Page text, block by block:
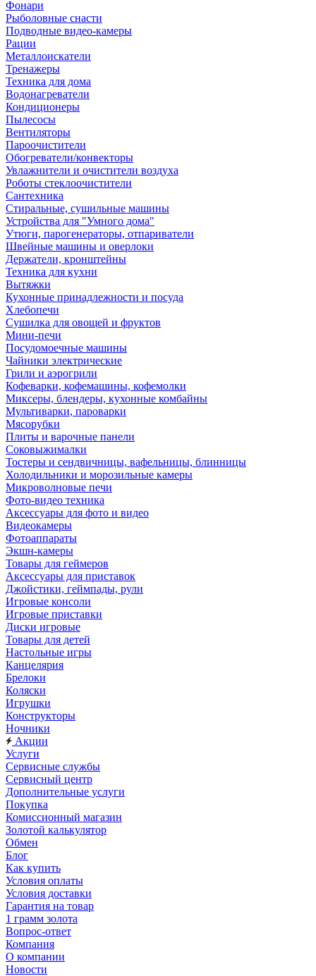
Фонари
Рыболовные снасти
Подводные видео-камеры
Рации
Металлоискатели
Тренажеры
Техника для дома
Водонагреватели
Кондиционеры
Пылесосы
Вентиляторы
Пароочистители
Обогреватели/конвекторы
Увлажнители и очистители воздуха
Роботы стеклоочистители
Сантехника
Стиральные, сушильные машины
Устройства для "Умного дома"
Утюги, парогенераторы, отпариватели
Швейные машины и оверлоки
Держатели, кронштейны
Техника для кухни
Вытяжки
Кухонные принадлежности и посуда
Хлебопечи
Сушилка для овощей и фруктов
Мини-печи
Посудомоечные машины
Чайники электрические
Грили и аэрогрили
Кофеварки, кофемашины, кофемолки
Миксеры, блендеры, кухонные комбайны
Мультиварки, пароварки
Мясорубки
Плиты и варочные панели
Соковыжималки
Тостеры и сендвичницы, вафельницы, блинницы
Холодильники и морозильные камеры
Микроволновые печи
Фото-видео техника
Аксессуары для фото и видео
Видеокамеры
Фотоаппараты
Экшн-камеры
Товары для геймеров
Аксессуары для приставок
Джойстики, геймпады, рули
Игровые консоли
Игровые приставки
Диски игровые
Товары для детей
Настольные игры
Канцелярия
Брелоки
Коляски
Игрушки
Конструкторы
Ночники
Акции
Услуги
Сервисные службы
Сервисный центр
Дополнительные услуги
Покупка
Комиссионный магазин
Золотой калькулятор
Обмен
Блог
Как купить
Условия оплаты
Условия доставки
Гарантия на товар
1 грамм золота
Вопрос-ответ
Компания
О компании
Новости